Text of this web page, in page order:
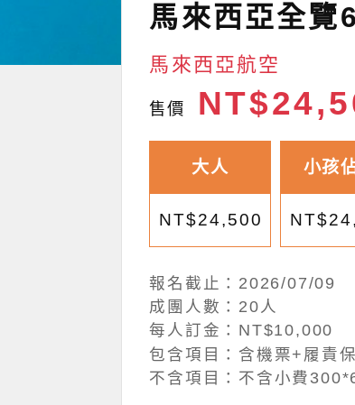
馬來西亞全覽
馬來西亞航空
售價
大人
NT$24,500
小孩
報名截止：2026/07/09
成團人數：20人
每人訂金：NT$10,000
包含項目：含機票+履責
不含項目：不含小費